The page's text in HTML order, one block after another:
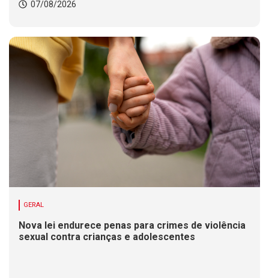
07/08/2026
GERAL
Nova lei endurece penas para crimes de violência
sexual contra crianças e adolescentes